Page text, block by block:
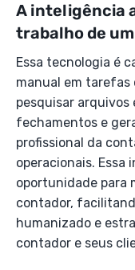
A inteligência
trabalho de
Essa tecnologia é
manual em
pesquisar
fechamentos e
profissional da
operacionais. Essa
oportunidade para
contador,
humanizado e
contador e seus